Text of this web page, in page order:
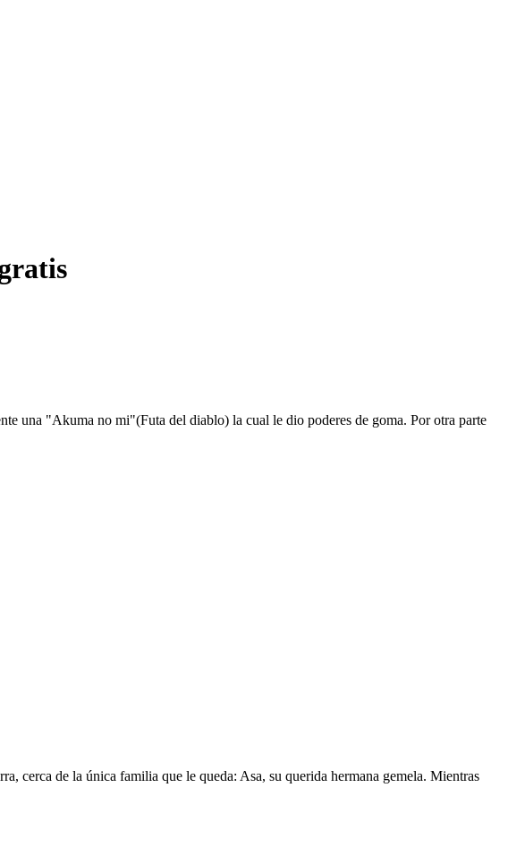
una "Akuma no mi"(Futa del diablo) la cual le dio poderes de goma. Por otra parte
cerca de la única familia que le queda: Asa, su querida hermana gemela. Mientras